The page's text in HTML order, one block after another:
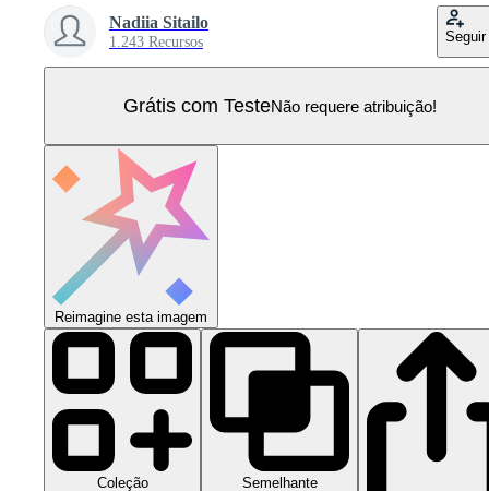
Nadiia Sitailo
1.243 Recursos Seguir
Grátis com TesteNão requere atribuição!
Reimagine esta imagem
Coleção Semelhante